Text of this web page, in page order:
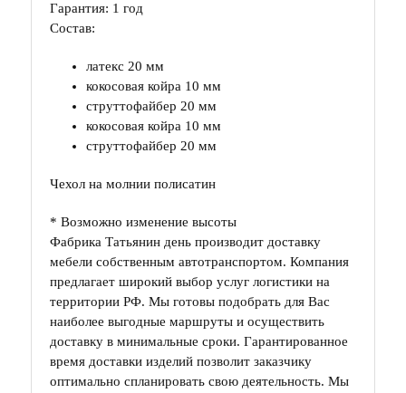
Гарантия: 1 год
Состав:
латекс 20 мм
кокосовая койра 10 мм
струттофайбер 20 мм
кокосовая койра 10 мм
струттофайбер 20 мм
Чехол на молнии полисатин
* Возможно изменение высоты
Фабрика Татьянин день производит доставку
мебели собственным автотранспортом. Компания
предлагает широкий выбор услуг логистики на
территории РФ. Мы готовы подобрать для Вас
наиболее выгодные маршруты и осуществить
доставку в минимальные сроки. Гарантированное
время доставки изделий позволит заказчику
оптимально спланировать свою деятельность. Мы